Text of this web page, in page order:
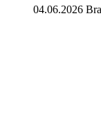
04.06.2026